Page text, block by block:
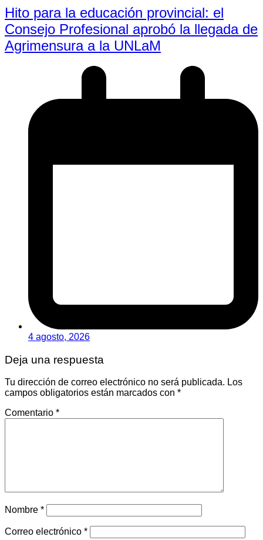
Hito para la educación provincial: el
Consejo Profesional aprobó la llegada de
Agrimensura a la UNLaM
4 agosto, 2026
Deja una respuesta
Tu dirección de correo electrónico no será publicada. Los
campos obligatorios están marcados con *
Comentario *
Nombre *
Correo electrónico *